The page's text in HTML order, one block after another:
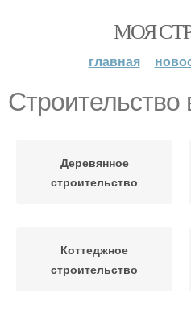
МОЯ
главная
Строительство
Деревянное
строительство
Коттеджное
строительство